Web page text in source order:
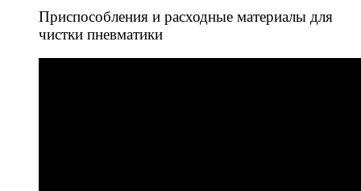
Приспособления и расходные материалы для
чистки пневматики